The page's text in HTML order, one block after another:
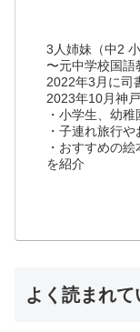
3人姉妹（中2
〜元中学校国語
2022年3月に司
2023年10月神
・小学生、幼
・子連れ旅行
・おすすめの
を紹介
よく読まれて